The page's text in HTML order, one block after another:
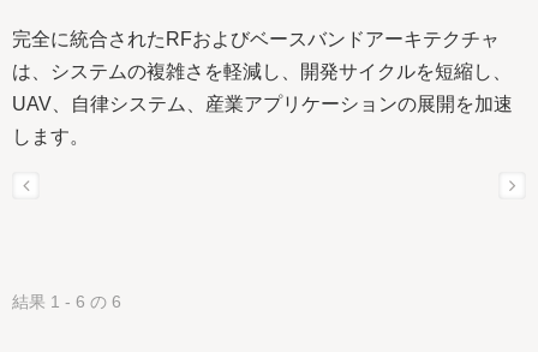
完全に統合されたRFおよびベースバンドアーキテクチャ
は、システムの複雑さを軽減し、開発サイクルを短縮し、
UAV、自律システム、産業アプリケーションの展開を加速
します。
結果 1 - 6 の 6